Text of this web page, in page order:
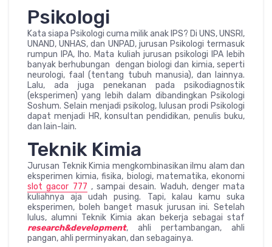
Psikologi
Kata siapa Psikologi cuma milik anak IPS? Di UNS, UNSRI,
UNAND, UNHAS, dan UNPAD, jurusan Psikologi termasuk
rumpun IPA, lho. Mata kuliah jurusan psikologi IPA lebih
banyak berhubungan dengan biologi dan kimia, seperti
neurologi, faal (tentang tubuh manusia), dan lainnya.
Lalu, ada juga penekanan pada psikodiagnostik
(eksperimen) yang lebih dalam dibandingkan Psikologi
Soshum. Selain menjadi psikolog, lulusan prodi Psikologi
dapat menjadi HR, konsultan pendidikan, penulis buku,
dan lain-lain.
Teknik Kimia
Jurusan Teknik Kimia mengkombinasikan ilmu alam dan
eksperimen kimia, fisika, biologi, matematika, ekonomi
slot gacor 777 , sampai desain. Waduh, denger mata
kuliahnya aja udah pusing. Tapi, kalau kamu suka
eksperimen, boleh banget masuk jurusan ini. Setelah
lulus, alumni Teknik Kimia akan bekerja sebagai staf
research&development, ahli pertambangan, ahli
pangan, ahli perminyakan, dan sebagainya.